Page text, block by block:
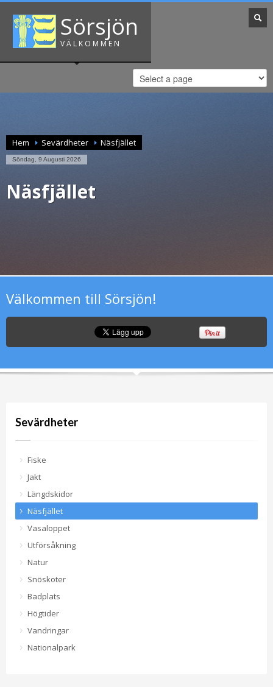
Sörsjön
VÄLKOMMEN
Hem Sevärdheter Näsfjället
Söndag, 9 Augusti 2026
Näsfjället
Välkommen till Sörsjön!
Sevärdheter
Fiske
Jakt
Längdskidor
Näsfjället
Vasaloppet
Utförsåkning
Natur
Snöskoter
Badplats
Högtider
Vandringar
Nationalpark